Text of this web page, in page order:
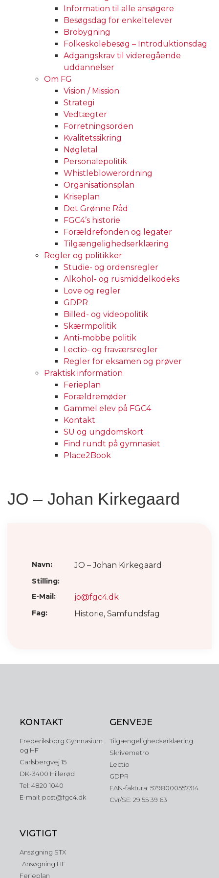
Information til alle ansøgere
Besøgsdag for enkeltelever
Brobygning
Folkeskolebesøg – Introduktionsdag
Adgangskrav til videregående
uddannelser
Om FG
Vision / Mission
Strategi
Vedtægter
Forretningsorden
Kvalitetssikring
Nøgletal
Personalepolitik
Whistleblowerordning
Organisationsplan
Kriseplan
Det Grønne Råd
FGC4’s historie
Forældrefonden og legater
Tilgængelighedserklæring
Regler og politikker
Studie- og ordensregler
Alkohol- og rusmiddelkodeks
Love og regler
GDPR
Billed- og videopolitik
Skærmpolitik
Anti-mobbe politik
Lectio- og fraværsregler
Regler for eksamen og prøver
Praktisk information
Ferieplan
Forældremøder
Gammel elev på FGC4
Kontakt
SU og ungdomskort
Find rundt på gymnasiet
Place2Book
JO – Johan Kirkegaard
Navn: JO – Johan Kirkegaard
Stilling:
E-Mail:
jo@fgc4.dk
Fag: Historie, Samfundsfag
KONTAKT
Frederiksborg Gymnasium
og HF
Carlsbergvej 15
DK-3400 Hillerød
Tel: 4820 1040
E-mail: post@fgc4.dk
GENVEJE
Tilgængelighedserklæring
Skrivemetro
Lectio
GDPR
EAN-faktura: 5798000557314
Cvr/SE: 29 55 39 63
VIGTIGT
Ansøgning STX
Ansøgning HF
Ferieplan